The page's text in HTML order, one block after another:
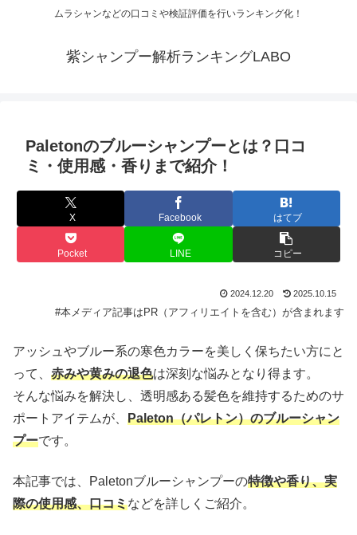
ムラシャンなどの口コミや検証評価を行いランキング化！
紫シャンプー解析ランキングLABO
Paletonのブルーシャンプーとは？口コ
ミ・使用感・香りまで紹介！
X Facebook はてブ
Pocket LINE コピー
2024.12.20 2025.10.15
#本メディア記事はPR（アフィリエイトを含む）が含まれます
アッシュやブルー系の寒色カラーを美しく保ちたい方にと
って、 赤みや黄みの退色は深刻な悩みとなり得ます。
そんな悩みを解決し、透明感ある髪色を維持するためのサ
ポートアイテムが、 Paleton（パレトン）のブルーシャン
プーです。
本記事では、Paletonブルーシャンプーの特徴や香り、実
際の使用感、口コミなどを詳しくご紹介。